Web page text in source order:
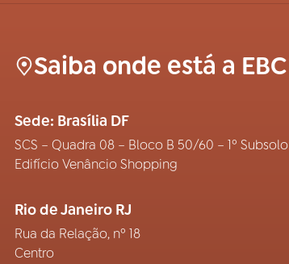
Saiba onde está a EBC
Sede: Brasília DF
SCS – Quadra 08 – Bloco B 50/60 – 1º Subsolo
Edifício Venâncio Shopping
Rio de Janeiro RJ
Rua da Relação, nº 18
Centro